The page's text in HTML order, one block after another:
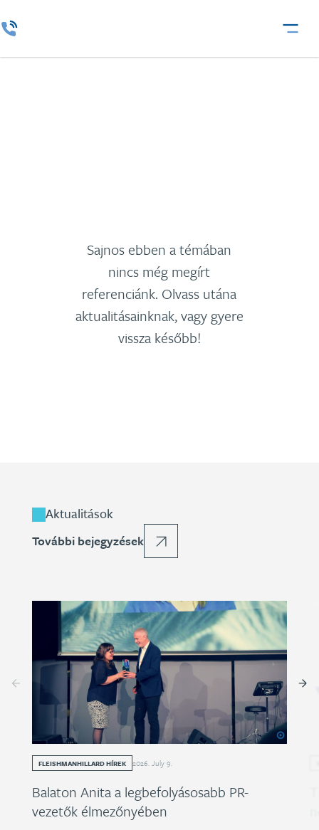
Sajnos ebben a témában
nincs még megírt
referenciánk. Olvass utána
aktualitásainknak, vagy gyere
vissza később!
Aktualitások
További bejegyzések
FLEISHMANHILLARD HÍREK 2026. July9.
Balaton Anita a legbefolyásosabb PR-
vezetők élmezőnyében